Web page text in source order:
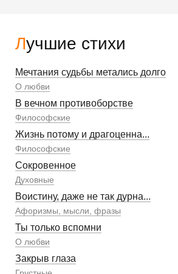
Лучшие стихи
Мечтания судьбы метались долго
О любви
В вечном противоборстве
Философские
Жизнь потому и драгоценна...
Философские
Сокровенное
Духовные
Воистину, даже не так дурна...
Афоризмы, мысли, фразы
Ты только вспомни
О любви
Закрыв глаза